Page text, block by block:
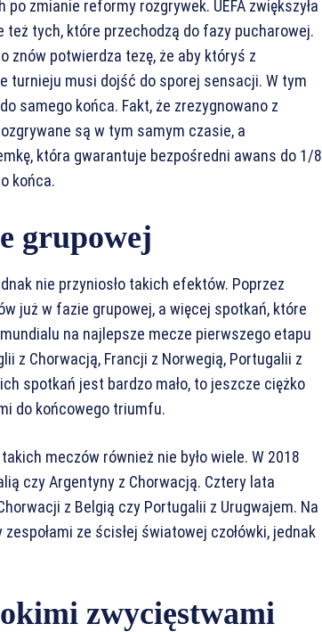
zmianie reformy rozgrywek. UEFA zwiększyła
tych, które przechodzą do fazy pucharowej.
znów potwierdza tezę, że aby któryś z
turnieju musi dojść do sporej sensacji. W tym
samego końca. Fakt, że zrezygnowano z
są w tym samym czasie, a
która gwarantuje bezpośredni awans do 1/8
końca.
grupowej
nie przyniosło takich efektów. Poprzez
już w fazie grupowej, a więcej spotkań, które
na najlepsze mecze pierwszego etapu
z Chorwacją, Francji z Norwegią, Portugalii z
spotkań jest bardzo mało, to jeszcze ciężko
do końcowego triumfu.
meczów również nie było wiele. W 2018
czy Argentyny z Chorwacją. Cztery lata
z Belgią czy Portugalii z Urugwajem. Na
ze ścisłej światowej czołówki, jednak
zwycięstwami